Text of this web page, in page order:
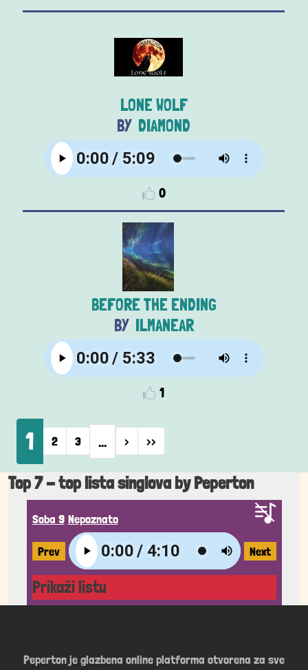
LONE WOLF
DIAMOND
0
BEFORE THE ENDING
ILMANEAR
1
Pagination
1 2 3 … › Next page
››
Top 7 - top lista singlova by Peperton
Soba 9 Nepoznato
Prev Next
Prikaži listu
Peperton je glazbena online platforma otvorena za sve